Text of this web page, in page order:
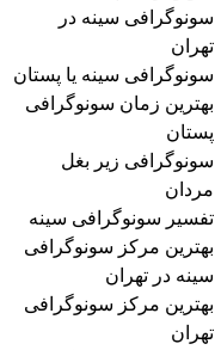
سونوگرافی سینه در
تهران
سونوگرافی سینه یا پستان
بهترین زمان سونوگرافی
پستان
سونوگرافی زیر بغل
مردان
تفسیر سونوگرافی سینه
بهترین مرکز سونوگرافی
سینه در تهران
بهترین مرکز سونوگرافی
تهران